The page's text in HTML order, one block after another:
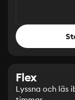
Flex
Lyssna och läs